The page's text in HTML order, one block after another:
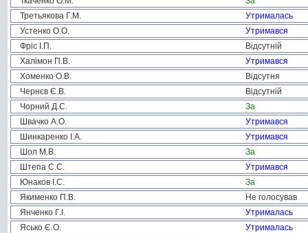
Третьякова Г.М.
Утрималась
Устенко О.О.
Утримався
Фріс І.П.
Відсутній
Халімон П.В.
Утримався
Хоменко О.В.
Відсутня
Чернєв Є.В.
Відсутній
Чорний Д.С.
За
Швачко А.О.
Утримався
Шинкаренко І.А.
Утримався
Шол М.В.
За
Штепа С.С.
Утримався
Юнаков І.С.
За
Якименко П.В.
Не голосував
Янченко Г.І.
Утрималась
Ясько Є.О.
Утрималась